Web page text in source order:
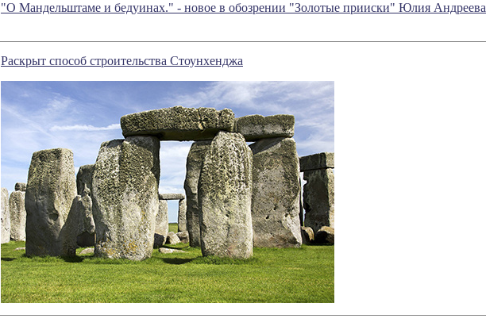
"О Мандельштаме и бедуинах." - новое в обозрении "Золотые прииски" Юлия Андреева
Раскрыт способ строительства Стоунхенджа